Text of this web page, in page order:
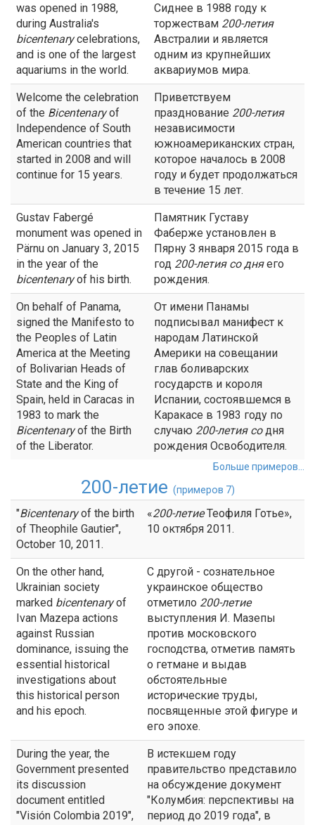
was opened in 1988,
during Australia's
bicentenarycelebrations,
and is one of the largest
aquariums in the world.
Сиднее в 1988 году к
торжествам 200-летия
Австралии и является
одним из крупнейших
аквариумов мира.
Welcome the celebration
of the Bicentenaryof
Independence of South
American countries that
started in 2008 and will
continue for 15 years.
Приветствуем
празднование 200-летия
независимости
южноамериканских стран,
которое началось в 2008
году и будет продолжаться
в течение 15 лет.
Gustav Fabergé
monument was opened in
Pärnu on January 3, 2015
in the year of the
bicentenaryof his birth.
Памятник Густаву
Фаберже установлен в
Пярну З января 2015 года в
год 200-летиясо дняего
рождения.
On behalf of Panama,
signed the Manifesto to
the Peoples of Latin
America at the Meeting
of Bolivarian Heads of
State and the King of
Spain, held in Caracas in
1983 to mark the
Bicentenaryof the Birth
of the Liberator.
От имени Панамы
подписывал манифест к
народам Латинской
Америки на совещании
глав боливарских
государств и короля
Испании, состоявшемся в
Каракасе в 1983 году по
случаю 200-летиясодня
рождения Освободителя.
Больше примеров...
200-летие (примеров 7)
"Bicentenaryof the birth
of Theophile Gautier",
October 10, 2011.
«200-летиеТеофиля Готье»,
10 октября 2011.
On the other hand,
Ukrainian society
marked bicentenaryof
Ivan Mazepa actions
against Russian
dominance, issuing the
essential historical
investigations about
this historical person
and his epoch.
С другой - сознательное
украинское общество
отметило 200-летие
выступления И. Мазепы
против московского
господства, отметив память
о гетмане и выдав
обстоятельные
исторические труды,
посвященные этой фигуре и
его эпохе.
During the year, the
Government presented
its discussion
document entitled
"Visión Colombia 2019",
В истекшем году
правительство представило
на обсуждение документ
"Колумбия: перспективы на
период до 2019 года", в